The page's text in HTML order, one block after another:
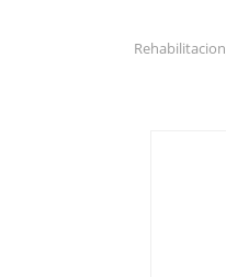
Rehabilitacion